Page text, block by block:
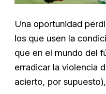
Una oportunidad
los que usen la
que en el mundo del
erradicar la violencia
acierto, por